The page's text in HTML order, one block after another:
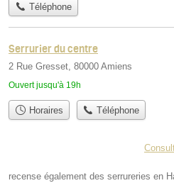
Téléphone
Serrurier du centre
2 Rue Gresset, 80000 Amiens
Ouvert jusqu'à 19h
Horaires Téléphone
recense également des serrureries en